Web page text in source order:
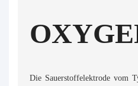
Die Sauerstoffelektrode vom